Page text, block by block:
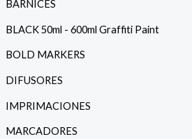
BARNICES
BLACK 50ml - 600ml Graffiti Paint
BOLD MARKERS
DIFUSORES
IMPRIMACIONES
MARCADORES